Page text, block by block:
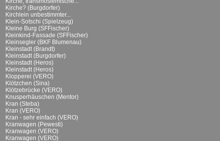
Kirche? (Burgdorfer)
Kirchlein unbestimmter...
Klein-Sotschi (Spielzeug)
Kleine Burg (SFFischer)
Kleinkind-Fassade (SFFischer)
Kleinsegler (BKF Blumenau)
Kleinstadt (Brandt)
Kleinstadt (Burgdorfer)
Kleinstadt (Heros)
Kleinstadt (Heros)
Klopperei (VERO)
Klötzchen (Sina)
Klötzebrücke (VERO)
Knusperhäuschen (Mentor)
Kran (Steba)
Kran (VERO)
Kran - sehr einfach (VERO)
Kranwagen (Pewesti)
Kranwagen (VERO)
Kranwagen (VERO)